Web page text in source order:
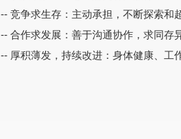
-- 竞争求生存：主动承担，不断探索和
-- 合作求发展：善于沟通协作，求同存
-- 厚积薄发，持续改进：身体健康、工